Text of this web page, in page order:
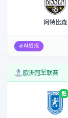
阿特比森
AI战报
欧洲冠军联赛
胜